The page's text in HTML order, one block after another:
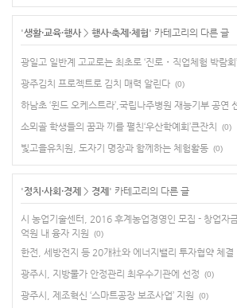
'생활·교육·행사> 행사·축제·체험' 카테고리의 다른 글
광일고 일반계 고교로는 최초로 ‘진로・직업체험 박람회
광주김치 프로젝트로 김치 매력 알린다 (0)
하남초 ‘윈드 오케스트라’,국립나주병원 재능기부 공연
소뫼골 학생들의 꿈과 끼를 펼친‘우산학예회’큰잔치 (0)
빛고을유치원, 도자기 명장과 함께하는 체험활동 (0)
'정치·사회·경제 > 경제' 카테고리의 다른 글
시 농업기술센터, 2016 후계농업경영인 모집 - 창업자
억원 내 융자 지원
(0)
한전, 세방전지 등 20개社와 에너지밸리 투자협약 체결
광주시, 지방물가 안정관리 최우수기관에 선정 (0)
광주시, 제조혁신 ‘스마트공장 보조사업’ 지원 (0)